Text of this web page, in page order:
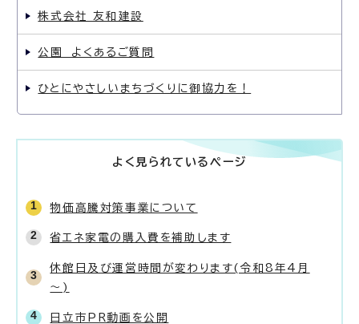
株式会社 友和建設
公園 よくあるご質問
ひとにやさしいまちづくりに御協力を！
よく見られているページ
物価高騰対策事業について
省エネ家電の購入費を補助します
休館日及び運営時間が変わります(令和8年4月
～)
日立市PR動画を公開